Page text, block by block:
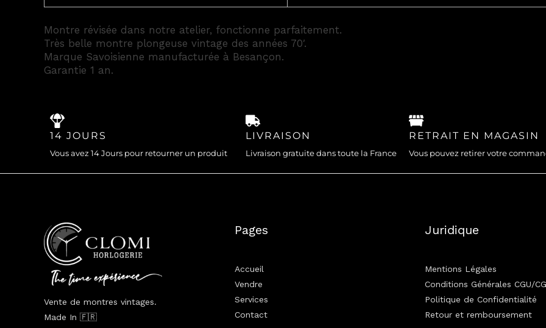
Montre révisée dans notre atelier, fonctionne parfaitement.
Très belle montre plongeuse vintage des années 70′.
Marque Savoisienne manufacturée à Besançon.
Garantie 1 an.
14 JOURS
Vous avez 14 Jours pour retourner un produit
LIVRAISON
Livraison gratuite dans toute la France
RETRAIT EN MAGASIN
Vous pouvez retirer votre
Vente de montres vintages.
Made In 🇫🇷
Pages
Accueil
Vendre
Services
Contact
Juridique
Mentions Légales
Conditions Générales CGU/
Politique de Confidentialité
Retour et remboursement